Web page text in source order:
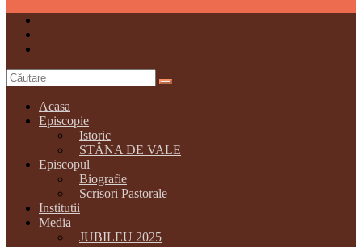
Acasa
Episcopie
Istoric
STÂNA DE VALE
Episcopul
Biografie
Scrisori Pastorale
Institutii
Media
JUBILEU 2025